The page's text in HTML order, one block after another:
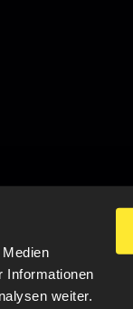
Informationen
weiter.